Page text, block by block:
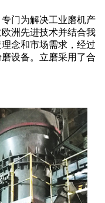
门为解决工业磨机产
洲先进技术并结合我
念和市场需求，经过
设备。立磨采用了合